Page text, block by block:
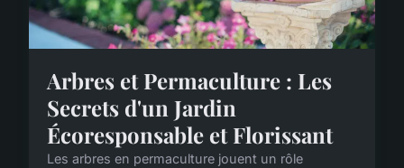
Arbres et Permaculture : Les
Secrets d'un Jardin
Écoresponsable et Florissant
Les arbres en permaculture jouent un rôle